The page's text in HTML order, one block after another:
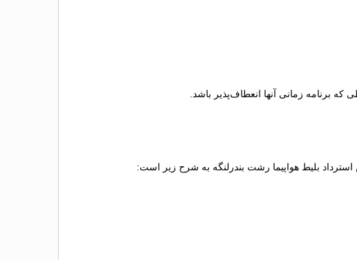
برنامه زمانی آنها انعطاف‌پذیر باشد.
استرداد بلیط هواپیما رشت بندرلنگه به شرح زیر است: